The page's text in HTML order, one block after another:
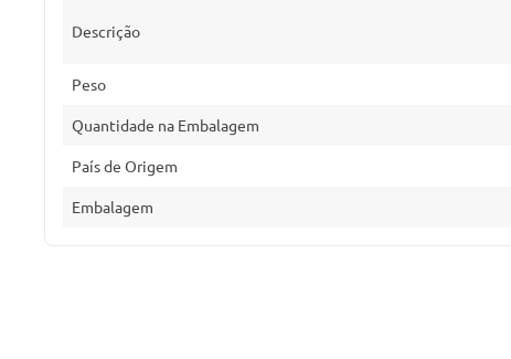
Descrição
Peso
Quantidade na Embalagem
País de Origem
Embalagem